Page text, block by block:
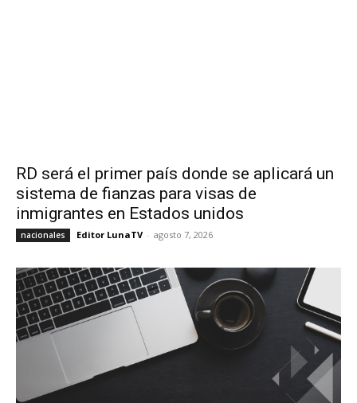
RD será el primer país donde se aplicará un
sistema de fianzas para visas de
inmigrantes en Estados unidos
nacionales Editor LunaTV - agosto 7, 2026